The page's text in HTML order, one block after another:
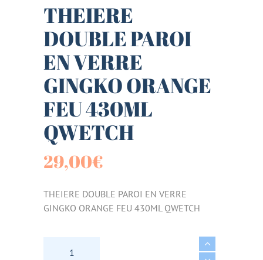
THEIERE
DOUBLE PAROI
EN VERRE
GINGKO ORANGE
FEU 430ML
QWETCH
29,00€
THEIERE DOUBLE PAROI EN VERRE
GINGKO ORANGE FEU 430ML QWETCH
THEIERE DOUBLE PAROI EN VERRE